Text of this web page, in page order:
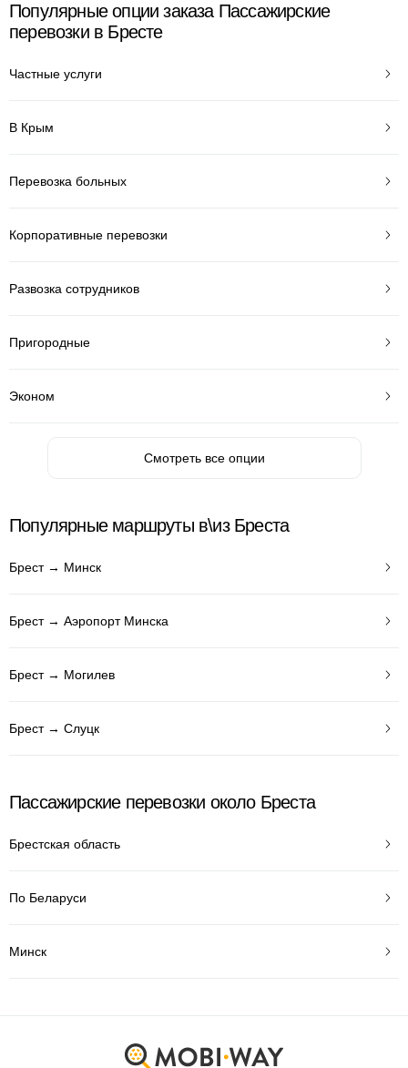
Популярные опции заказа Пассажирские
перевозки в Бресте
Частные услуги
В Крым
Перевозка больных
Корпоративные перевозки
Развозка сотрудников
Пригородные
Эконом
Смотреть все опции
Популярные маршруты в\из Бреста
Брест → Минск
Брест → Аэропорт Минска
Брест → Могилев
Брест → Слуцк
Пассажирские перевозки около Бреста
Брестская область
По Беларуси
Минск